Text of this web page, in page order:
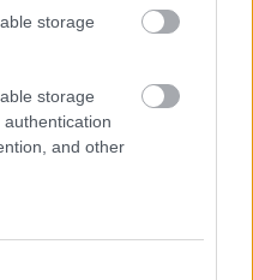
storage
storage
and other
τη Νορβηγία, το
με περίπου 500
και πιο